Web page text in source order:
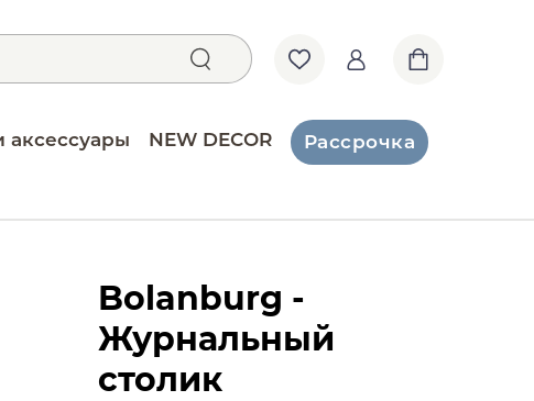
аксессуары NEW DECOR Рассрочка
Bolanburg -
Журнальный
столик